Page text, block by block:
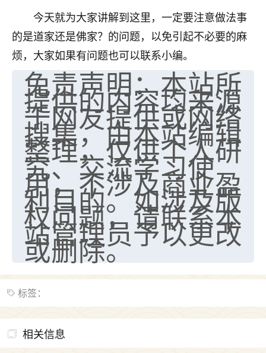
今天就为大家讲解到这里，一定要注意做法事
的是道家还是佛家？的问题，以免引起不必要的麻
烦，大家如果有问题也可以联系小编。
免责声明：本站所
提供的内容均来源
于网友提供或网络
搜集，由本站编辑
整理，仅供个人研
究、交流学习使
用，不涉及商业盈
利目的。如涉及版
权问题，请联系本
站管理员予以更改
或删除。
标签：
相关信息